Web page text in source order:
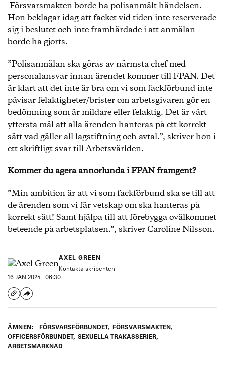
procentigt löneavdrag.
Under en mässfest gör en manlig sjöman flera
toalett. Mannen tar sedan fram sitt kön och
uppmanar kvinnan att onanera åt honom. Han
erkänner händelsen.
Nämnden beslutar att ge honom sju dagars 25-
procentigt löneavdrag.
FPAN prövar om en överstelöjtnant bör skiljas från
sin anställning. 2019 anmäls han av tre kvinnliga
anställda för att ha skickat ovälkomna
meddelanden till dem efter arbetstid på kvällar
och helger. Hans närmsta chef påtalar detta i
medarbetarsamtal. 2020 inkommer ytterligare
anmälningar från flera kvinnor om samma sak och
att meddelandena innehåller sexuella
anspelningar. Beteendet har enligt beslutet pågått
under en längre tid och alltid riktat sig mot
kvinnor i åldrarna 20-30 år.
Nämnden beslutar att istället ge honom 10 dagars
25-procentigt löneavdrag.
befäl flertalet värnpliktiga. Bland annat tar han en
kvinna på rumpan. Han smekte även en annan
Försvarsmakten borde ha polisanmält händelsen.
Hon beklagar idag att facket vid tiden inte reserverade
sig i beslutet och inte framhärdade i att anmälan
borde ha gjorts.
”Polisanmälan ska göras av närmsta chef med
personalansvar innan ärendet kommer till FPAN. Det
är klart att det inte är bra om vi som fackförbund inte
påvisar felaktigheter/brister om arbetsgivaren gör en
bedömning som är mildare eller felaktig. Det är vårt
yttersta mål att alla ärenden hanteras på ett korrekt
sätt vad gäller all lagstiftning och avtal.”, skriver hon i
ett skriftligt svar till Arbetsvärlden.
Kommer du agera annorlunda i FPAN framgent?
”Min ambition är att vi som fackförbund ska se till att
de ärenden som vi får vetskap om ska hanteras på
korrekt sätt! Samt hjälpa till att förebygga ovälkommet
beteende på arbetsplatsen.”, skriver Caroline Nilsson.
AXEL GREEN
Kontakta skribenten
16 JAN 2024 | 06:30
ÄMNEN: FÖRSVARSFÖRBUNDET, FÖRSVARSMAKTEN,
OFFICERSFÖRBUNDET, SEXUELLA TRAKASSERIER,
ARBETSMARKNAD